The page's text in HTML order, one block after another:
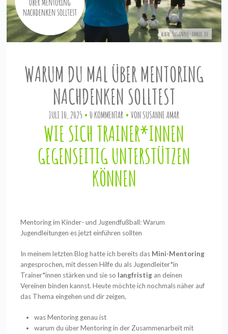
WARUM DU MAL ÜBER MENTORING
NACHDENKEN SOLLTEST
JULI 10, 2025 0 KOMMENTAR VON SUSANNE AMAR
WIE SICH TRAINER*INNEN
GEGENSEITIG UNTERSTÜTZEN
KÖNNEN
Mentoring im Kinder- und Jugendfußball: Warum
Jugendleitungen es jetzt einführen sollten
In meinem letzten Blog hatte ich bereits das Mini-Mentoring
angesprochen, mit dessen Hilfe du als Jugendleiter*in
Trainer*innen stärken und sie so langfristig an deinen
Vereinen binden kannst. Heute möchte ich nochmals näher auf
das Thema eingehen und dir zeigen,
was Mentoring genau ist
warum du über Mentoring in der Zusammenarbeit mit